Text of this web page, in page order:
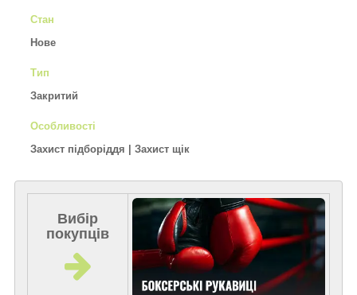
Стан
Нове
Тип
Закритий
Особливості
Захист підборіддя | Захист щік
Вибір
покупців